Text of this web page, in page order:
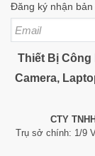
Đăng ký nhận
Thiết Bị Công
Camera,
CTY
Trụ sở chính: 1/9